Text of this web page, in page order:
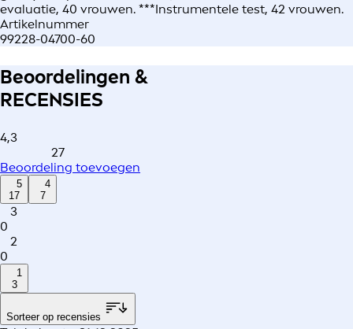
evaluatie, 40 vrouwen. ***Instrumentele test, 42 vrouwen.
Artikelnummer
99228-04700-60
Beoordelingen &
RECENSIES
4,3
27
Beoordeling toevoegen
5
17
4
7
3
0
2
0
1
3
Sorteer op recensies